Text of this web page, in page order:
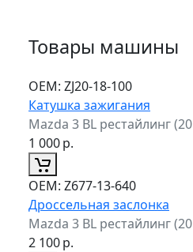
Товары машины
ОЕМ: ZJ20-18-100
Катушка зажигания
Mazda 3 BL рестайлинг
1 000р.
ОЕМ: Z677-13-640
Дроссельная заслонка
Mazda 3 BL рестайлинг
2 100р.